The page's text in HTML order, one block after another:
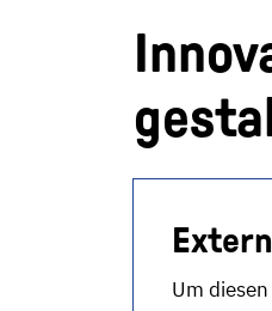
Um